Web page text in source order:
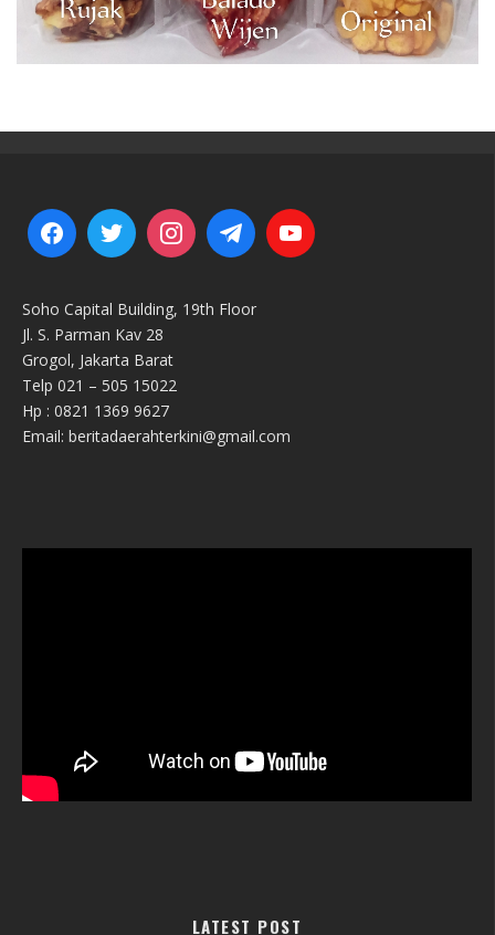
Soho Capital Building, 19th Floor
Jl. S. Parman Kav 28
Grogol, Jakarta Barat
Telp 021 – 505 15022
Hp : 0821 1369 9627
Email: beritadaerahterkini@gmail.com
LATEST POST